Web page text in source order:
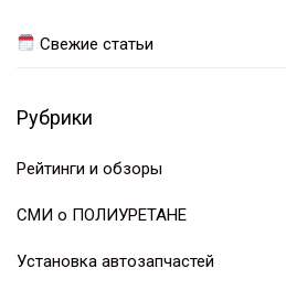
Свежие статьи
Рубрики
Рейтинги и обзоры
СМИ о ПОЛИУРЕТАНЕ
Установка автозапчастей